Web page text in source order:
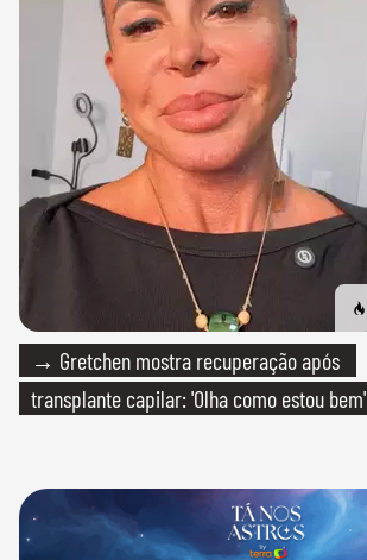
→ Gretchen mostra recuperação após
transplante capilar: 'Olha como estou bem'